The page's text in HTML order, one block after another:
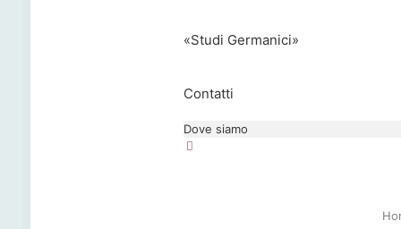
«Studi Germanici»
Contatti
Dove siamo